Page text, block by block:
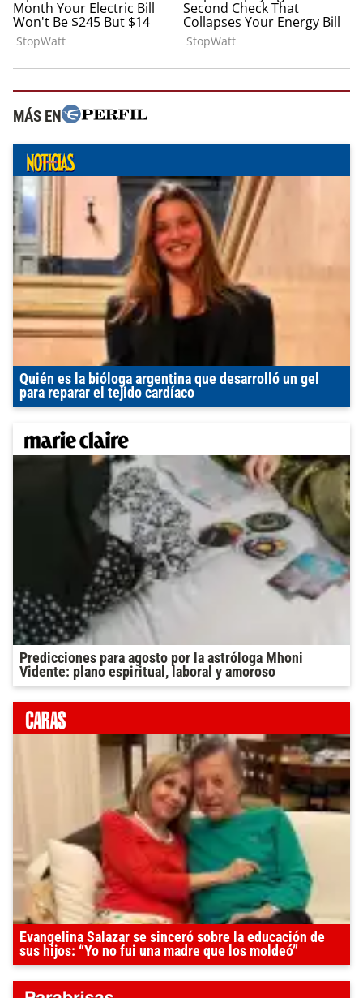
MÁS EN
Quién es la bióloga argentina que desarrolló un gel
para reparar el tejido cardíaco
Predicciones para agosto por la astróloga Mhoni
Vidente: plano espiritual, laboral y amoroso
Evangelina Salazar se sinceró sobre la educación de
sus hijos: “Yo no fui una madre que los moldeó”